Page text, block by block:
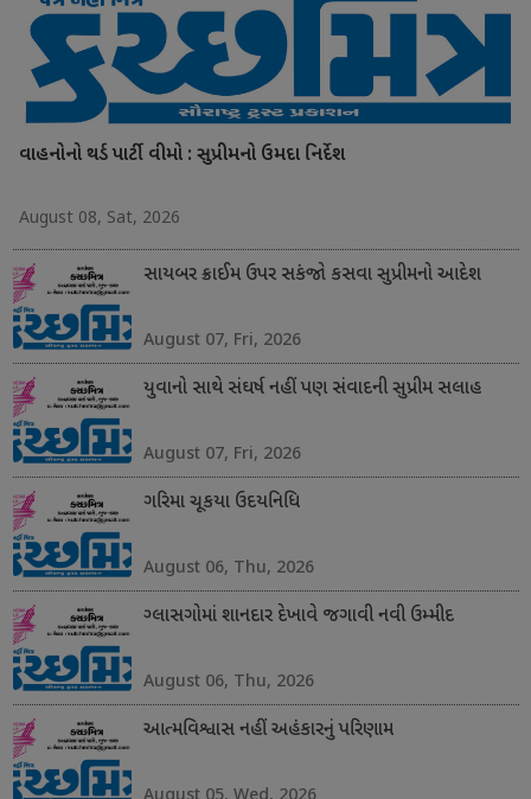
વાહનોનો થર્ડ પાર્ટી વીમો : સુપ્રીમનો ઉમદા નિર્દેશ
August 08, Sat, 2026
સાયબર ક્રાઈમ ઉપર સકંજો કસવા સુપ્રીમનો આદેશ
August 07, Fri, 2026
યુવાનો સાથે સંઘર્ષ નહીં પણ સંવાદની સુપ્રીમ સલાહ
August 07, Fri, 2026
ગરિમા ચૂકયા ઉદયનિધિ
August 06, Thu, 2026
ગ્લાસગોમાં શાનદાર દેખાવે જગાવી નવી ઉમ્મીદ
August 06, Thu, 2026
આત્મવિશ્વાસ નહીં અહંકારનું પરિણામ
August 05, Wed, 2026